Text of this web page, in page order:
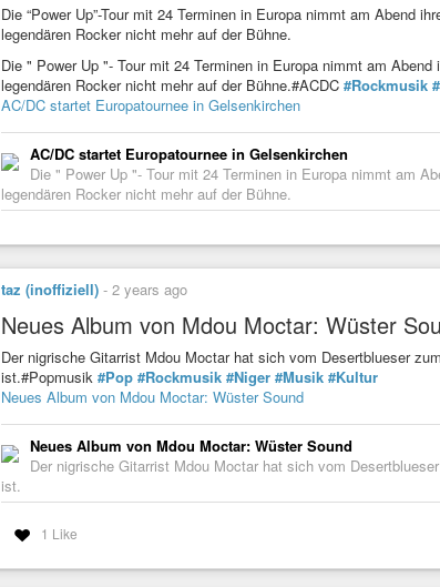
1967 Jimi Hendrix : Purple Haze
1967 The Doors : Break on through (the other side)
1967 The Doors : People Are Strange
1968 Canned Heat : On The Road Again_1968
1968 Steppenwolf : Born To Be Wild
1968 The Dubliners : Dirty Old Town
1969 Creedence Clearwater Revival : Fortunate
1970 Deep Purple : Child in Time
1971 Bröselmaschine : Schmetterling
1971 Led Zeppelin : Stairway to Heaven
1971 The Sensational Alex Harvey Band : Midnight
1971 Ton Steine Scherben : Macht kaputt was Euch
1971 UFO : Price Kajuku
1971 Uriah Heep : July Morning
1972 Aphrodite’s Child : The Four Horsemen
1972 R.E.O Speedwagon : Golden Country
Die “Power Up”-Tour mit 24 Terminen in Europa nimmt am Abend
legendären Rocker nicht mehr auf der Bühne.
Die " Power Up "- Tour mit 24 Terminen in Europa nimmt am
legendären Rocker nicht mehr auf der Bühne.#ACDC #Rockmusik
AC/DC startet Europatournee in Gelsenkirchen
AC/DC startet Europatournee in Gelsenkirchen
Die " Power Up "- Tour mit 24 Terminen in Europa nimmt am
legendären Rocker nicht mehr auf der Bühne.
taz (inoffiziell) - 2 years ago
Neues Album von Mdou Moctar: Wüster
Der nigrische Gitarrist Mdou Moctar hat sich vom Desertblueser
ist.#Popmusik #Pop #Rockmusik #Niger #Musik #Kultur
Neues Album von Mdou Moctar: Wüster Sound
Neues Album von Mdou Moctar: Wüster Sound
Der nigrische Gitarrist Mdou Moctar hat sich vom
ist.
1 Like